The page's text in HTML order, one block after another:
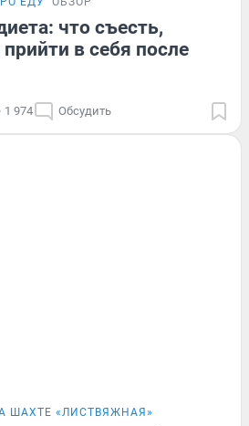
что съесть,
в себя после
1 974 Обсудить
ШАХТЕ «ЛИСТВЯЖНАЯ»